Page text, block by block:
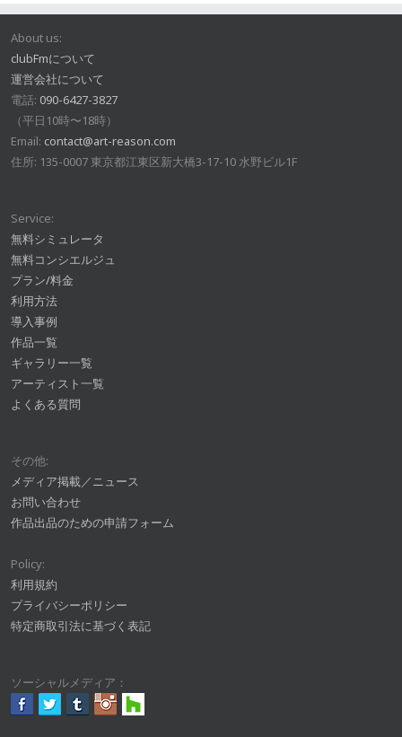
About us:
clubFmについて
運営会社について
電話: 090-6427-3827
（平日10時〜18時）
Email: contact@art-reason.com
住所: 135-0007 東京都江東区新大橋3-17-10 水野ビル1F
Service:
無料シミュレータ
無料コンシエルジュ
プラン/料金
利用方法
導入事例
作品一覧
ギャラリー一覧
アーティスト一覧
よくある質問
その他:
メディア掲載／ニュース
お問い合わせ
作品出品のための申請フォーム
Policy:
利用規約
プライバシーポリシー
特定商取引法に基づく表記
ソーシャルメディア：